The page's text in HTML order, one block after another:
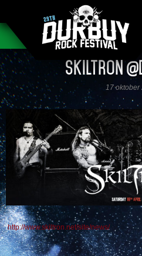
SKILTRON
17 oktober
/http://www.skiltron.net/site/news/